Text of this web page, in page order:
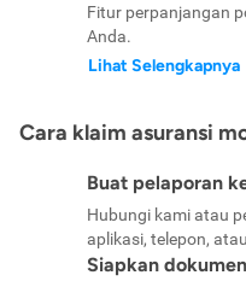
Fitur perpanjangan
Anda.
Lihat Selengkapnya
Cara klaim asuransi
Buat pelaporan
Hubungi kami atau
aplikasi, telepon,
Siapkan